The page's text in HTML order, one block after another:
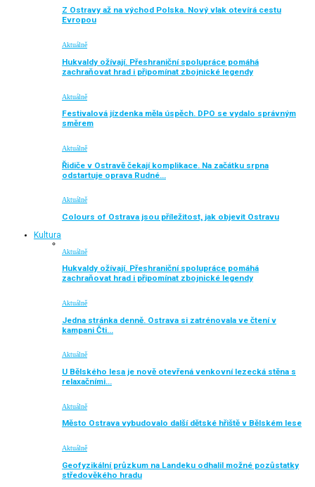
Z Ostravy až na východ Polska. Nový vlak otevírá cestu
Evropou
Aktuálně
Hukvaldy ožívají. Přeshraniční spolupráce pomáhá
zachraňovat hrad i připomínat zbojnické legendy
Aktuálně
Festivalová jízdenka měla úspěch. DPO se vydalo správným
směrem
Aktuálně
Řidiče v Ostravě čekají komplikace. Na začátku srpna
odstartuje oprava Rudné…
Aktuálně
Colours of Ostrava jsou příležitost, jak objevit Ostravu
Kultura
Aktuálně
Hukvaldy ožívají. Přeshraniční spolupráce pomáhá
zachraňovat hrad i připomínat zbojnické legendy
Aktuálně
Jedna stránka denně. Ostrava si zatrénovala ve čtení v
kampani Čti…
Aktuálně
U Bělského lesa je nově otevřená venkovní lezecká stěna s
relaxačními…
Aktuálně
Město Ostrava vybudovalo další dětské hřiště v Bělském lese
Aktuálně
Geofyzikální průzkum na Landeku odhalil možné pozůstatky
středověkého hradu